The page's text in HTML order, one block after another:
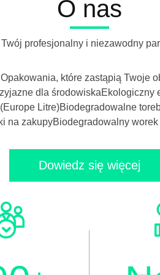
O nas
Twój profesjonalny i niezawodny
które zastąpią Twoje
dla
Litre)Biodegradowalne
na zakupyBiodegradowalny
Dowiedz się więcej